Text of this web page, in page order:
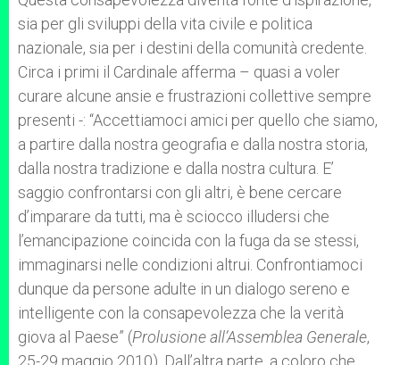
sia per gli sviluppi della vita civile e politica
nazionale, sia per i destini della comunità credente.
Circa i primi il Cardinale afferma – quasi a voler
curare alcune ansie e frustrazioni collettive sempre
presenti -: “Accettiamoci amici per quello che siamo,
a partire dalla nostra geografia e dalla nostra storia,
dalla nostra tradizione e dalla nostra cultura. E’
saggio confrontarsi con gli altri, è bene cercare
d’imparare da tutti, ma è sciocco illudersi che
l’emancipazione coincida con la fuga da se stessi,
immaginarsi nelle condizioni altrui. Confrontiamoci
dunque da persone adulte in un dialogo sereno e
intelligente con la consapevolezza che la verità
giova al Paese” (Prolusione all’Assemblea Generale,
25-29 maggio 2010). Dall’altra parte, a coloro che